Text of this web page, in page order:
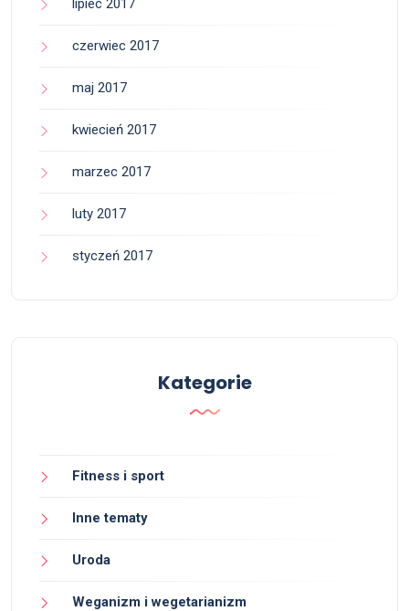
lipiec 2017
czerwiec 2017
maj 2017
kwiecień 2017
marzec 2017
luty 2017
styczeń 2017
Kategorie
Fitness i sport
Inne tematy
Uroda
Weganizm i wegetarianizm